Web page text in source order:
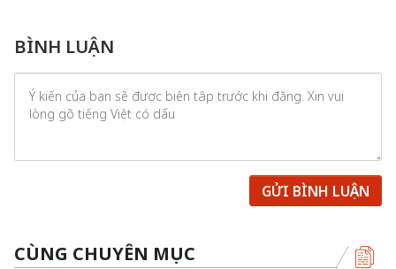
BÌNH LUẬN
GỬI BÌNH LUẬN
CÙNG CHUYÊN MỤC